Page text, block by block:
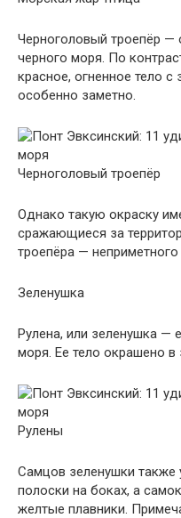
Черноголовый троепёр —
черного моря. По
красное, огненное тело
особенно заметно.
Черноголовый троепёр
Однако такую окраску
сражающиеся за
троепёра —
Зеленушка
Рулена, или зеленушка —
моря. Ее тело окрашено в
Рулены
Самцов зеленушки также
полоски на боках, а
желтые плавники.